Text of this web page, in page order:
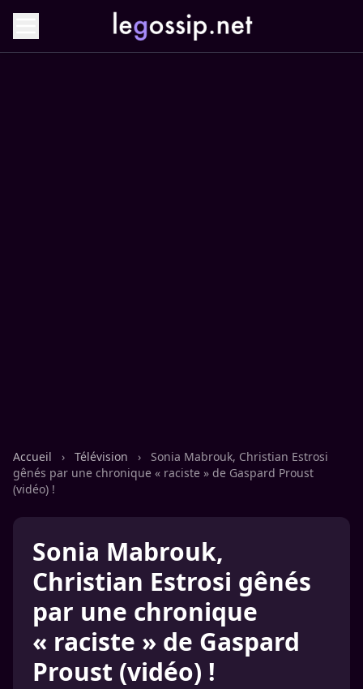
Accueil › Télévision ›
Sonia Mabrouk, Christian Estrosi
gênés par une chronique « raciste » de Gaspard Proust
(vidéo) !
Sonia Mabrouk,
Christian Estrosi gênés
par une chronique
« raciste » de Gaspard
Proust (vidéo) !